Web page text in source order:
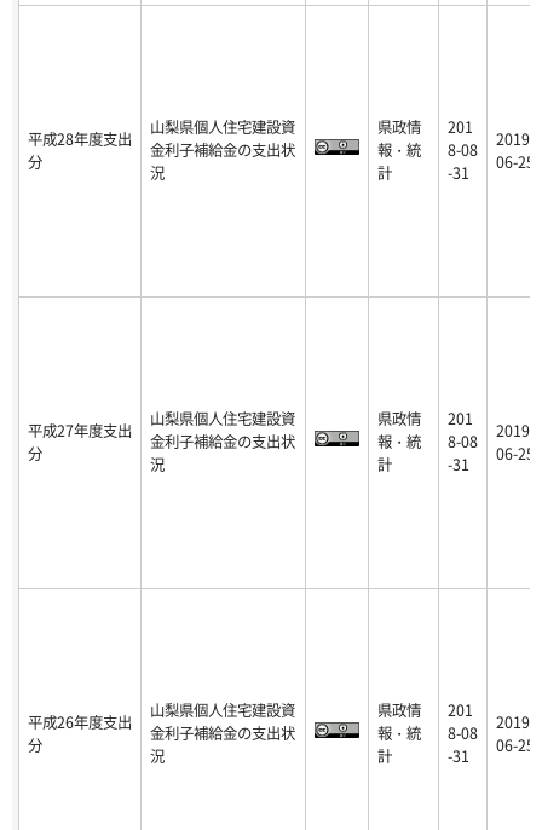
平成28年度支出
分
山梨県個人住宅建設資
金利子補給金の支出状
況
県政情
報・統
計
201
8-08
-31
2019-
06-25
平成27年度支出
分
山梨県個人住宅建設資
金利子補給金の支出状
況
県政情
報・統
計
201
8-08
-31
2019-
06-25
平成26年度支出
分
山梨県個人住宅建設資
金利子補給金の支出状
況
県政情
報・統
計
201
8-08
-31
2019-
06-25